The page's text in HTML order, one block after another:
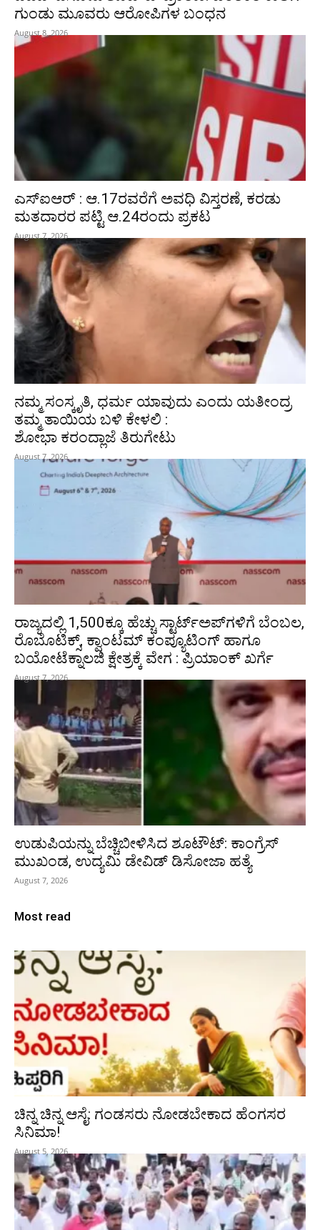
ಗುಂಡು ಮೂವರು ಆರೋಪಿಗಳ ಬಂಧನ
August 8, 2026
ಎಸ್‌ಐಆರ್‌ : ಆ.17ರವರೆಗೆ ಅವಧಿ ವಿಸ್ತರಣೆ, ಕರಡು
ಮತದಾರರ ಪಟ್ಟಿ ಆ.24ರಂದು ಪ್ರಕಟ
August 7, 2026
ನಮ್ಮ ಸಂಸ್ಕೃತಿ, ಧರ್ಮ ಯಾವುದು ಎಂದು ಯತೀಂದ್ರ
ತಮ್ಮ ತಾಯಿಯ ಬಳಿ ಕೇಳಲಿ :
ಶೋಭಾ ಕರಂದ್ಲಾಜೆ ತಿರುಗೇಟು
August 7, 2026
ರಾಜ್ಯದಲ್ಲಿ 1,500ಕ್ಕೂ ಹೆಚ್ಚು ಸ್ಟಾರ್ಟ್‌ಅಪ್‌ಗಳಿಗೆ ಬೆಂಬಲ,
ರೊಬೊಟಿಕ್ಸ್, ಕ್ವಾಂಟಮ್ ಕಂಪ್ಯೂಟಿಂಗ್ ಹಾಗೂ
ಬಯೋಟೆಕ್ನಾಲಜಿ ಕ್ಷೇತ್ರಕ್ಕೆ ವೇಗ : ಪ್ರಿಯಾಂಕ್‌ ಖರ್ಗೆ
August 7, 2026
ಉಡುಪಿಯನ್ನು ಬೆಚ್ಚಿಬೀಳಿಸಿದ ಶೂಟೌಟ್‌: ಕಾಂಗ್ರೆಸ್‌
ಮುಖಂಡ, ಉದ್ಯಮಿ ಡೇವಿಡ್ ಡಿಸೋಜಾ ಹತ್ಯೆ
August 7, 2026
Most read
ಚಿನ್ನ ಚಿನ್ನ ಆಸೈ: ಗಂಡಸರು ನೋಡಬೇಕಾದ ಹೆಂಗಸರ
ಸಿನಿಮಾ!
August 5, 2026